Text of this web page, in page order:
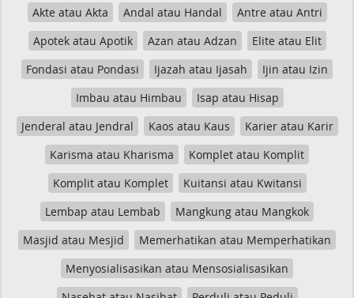
Akte atau Akta Andal atau Handal
Antre atau Antri
Apotek atau Apotik
Azan atau Adzan
Elite atau Elit
Fondasi atau Pondasi
Ijazah atau Ijasah
Ijin atau Izin
Imbau atau Himbau
Isap atau Hisap
Jenderal atau Jendral
Kaos atau Kaus
Karier atau Karir
Karisma atau Kharisma
Komplet atau Komplit
Komplit atau Komplet
Kuitansi atau Kwitansi
Lembap atau Lembab
Mangkung atau Mangkok
Masjid atau Mesjid
Memerhatikan atau Memperhatikan
Menyosialisasikan atau Mensosialisasikan